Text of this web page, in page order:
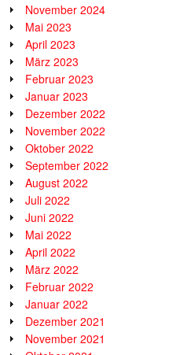
November 2024
Mai 2023
April 2023
März 2023
Februar 2023
Januar 2023
Dezember 2022
November 2022
Oktober 2022
September 2022
August 2022
Juli 2022
Juni 2022
Mai 2022
April 2022
März 2022
Februar 2022
Januar 2022
Dezember 2021
November 2021